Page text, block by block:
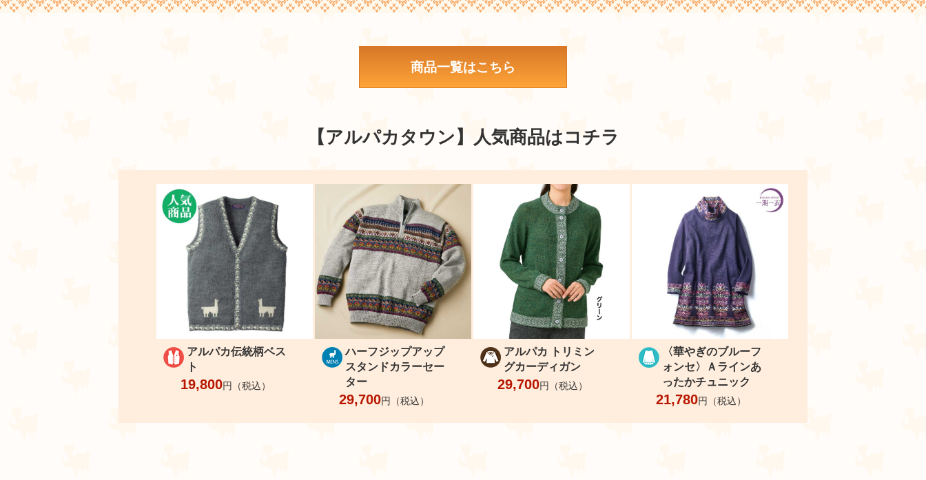
商品一覧はこちら
【アルパカタウン】 人気商品はコチラ
アルパカ伝統柄ベス
ト
19,800円（税込）
ハーフジップアップ
スタンドカラーセー
ター
29,700円（税込）
アルパカ トリミン
グカーディガン
29,700円（税込）
〈華やぎのブルーフ
ォンセ〉Ａラインあ
ったかチュニック
21,780円（税込）